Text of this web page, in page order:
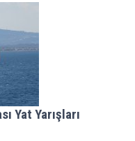
Yat Yarışları